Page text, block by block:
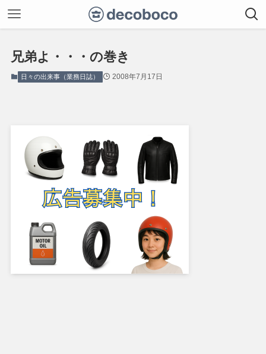
兄弟よ・・・の巻き
日々の出来事（業務日誌） 2008年7月17日